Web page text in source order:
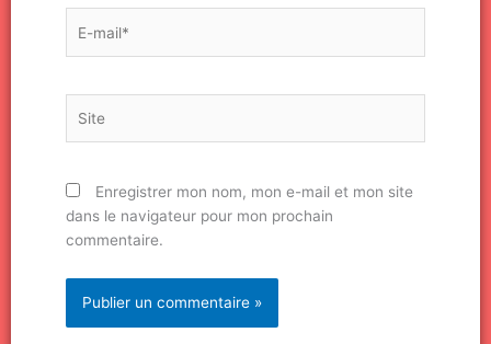
mail*
Enregistrer mon nom, mon e-mail et mon site
dans le navigateur pour mon prochain
commentaire.